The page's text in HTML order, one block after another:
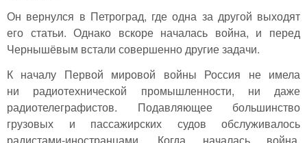
Он вернулся в Петроград, где одна за другой выходят
его статьи. Однако вскоре началась война, и перед
Чернышёвым встали совершенно другие задачи.
К началу Первой мировой войны Россия не имела
ни радиотехнической промышленности, ни даже
радиотелеграфистов. Подавляющее большинство
грузовых и пассажирских судов обслуживалось